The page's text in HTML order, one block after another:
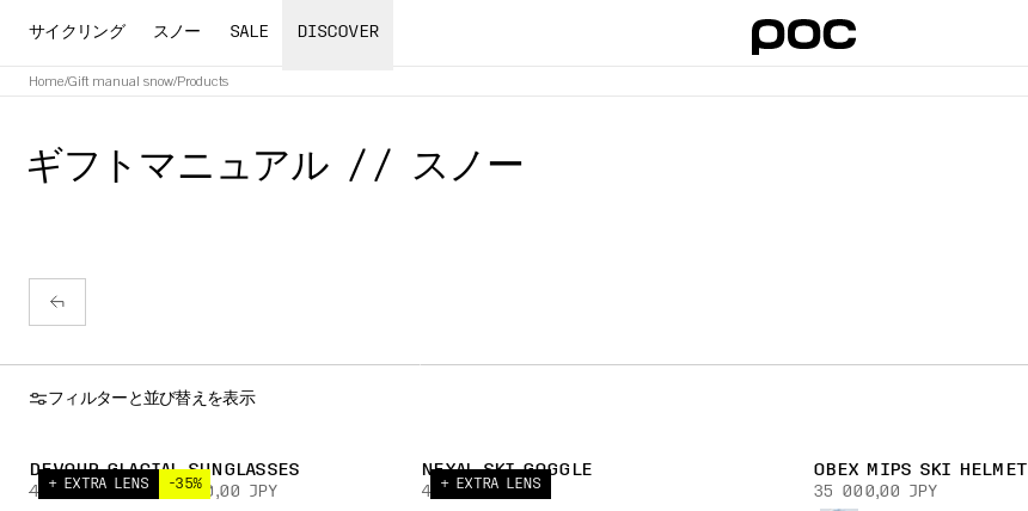
サイクリング スノー SALE DISCOVER
Home/Gift manual snow/Products
ギフトマニュアル // スノー
フィルターと並び替えを表示
+ EXTRA LENS -35%
DEVOUR GLACIAL SUNGLASSES
45 000,00 JPY
29 250,00 JPY + EXTRA LENS
NEXAL SKI GOGGLE
40 000,00 JPY
OBEX MIPS SKI HELMET
35 000,00 JPY